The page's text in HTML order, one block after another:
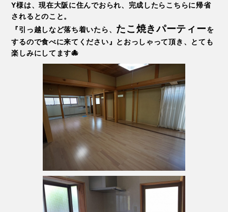
Y様は、現在大阪に住んでおられ、完成したらこちらに帰省
されるとのこと。
『引っ越しなど落ち着いたら、 たこ焼きパーティーを
するので食べに来てください』とおっしゃって頂き、とても
楽しみにしてます🐙